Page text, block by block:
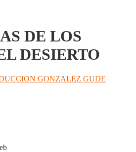
DE LOS
DESIERTO
GONZALEZ GUDE